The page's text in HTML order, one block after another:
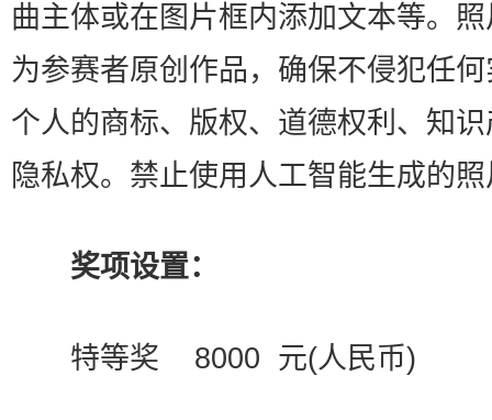
曲主体或在图片框内添加文本等。
为参赛者原创作品，确保不侵犯任
个人的商标、版权、道德权利、知
隐私权。禁止使用人工智能生成的
奖项设置：
特等奖 8000 元(人民币)